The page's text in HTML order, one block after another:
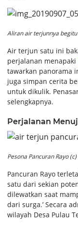
Aliran air terjunnya
Air terjun satu ini
perjalanan menapaki
tawarkan panorama
juga simpan cerita
untuk dikulik.
selengkapnya.
Perjalanan
Pesona Pancuran Rayo
Pancuran Rayo
satu dari sekian
dilewatkan saat
dari surga.’ Secara
wilayah Desa Pulau